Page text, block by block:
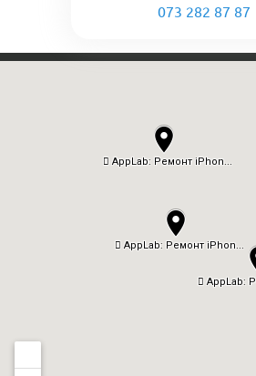
073 282 87 87